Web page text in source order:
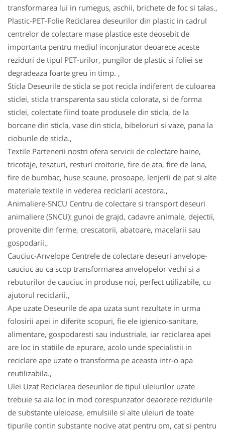
transformarea lui in rumegus, aschii, brichete de foc si talas.,
Plastic-PET-Folie Reciclarea deseurilor din plastic in cadrul
centrelor de colectare mase plastice este deosebit de
importanta pentru mediul inconjurator deoarece aceste
reziduri de tipul PET-urilor, pungilor de plastic si foliei se
degradeaza foarte greu in timp. ,
Sticla Deseurile de sticla se pot recicla indiferent de culoarea
sticlei, sticla transparenta sau sticla colorata, si de forma
sticlei, colectate fiind toate produsele din sticla, de la
borcane din sticla, vase din sticla, bibeloruri si vaze, pana la
cioburile de sticla.,
Textile Partenerii nostri ofera servicii de colectare haine,
tricotaje, tesaturi, resturi croitorie, fire de ata, fire de lana,
fire de bumbac, huse scaune, prosoape, lenjerii de pat si alte
materiale textile in vederea reciclarii acestora.,
Animaliere-SNCU Centru de colectare si transport deseuri
animaliere (SNCU): gunoi de grajd, cadavre animale, dejectii,
provenite din ferme, crescatorii, abatoare, macelarii sau
gospodarii.,
Cauciuc-Anvelope Centrele de colectare deseuri anvelope-
cauciuc au ca scop transformarea anvelopelor vechi si a
rebuturilor de cauciuc in produse noi, perfect utilizabile, cu
ajutorul reciclarii.,
Ape uzate Deseurile de apa uzata sunt rezultate in urma
folosirii apei in diferite scopuri, fie ele igienico-sanitare,
alimentare, gospodaresti sau industriale, iar reciclarea apei
are loc in statiile de epurare, acolo unde specialistii in
reciclare ape uzate o transforma pe aceasta intr-o apa
reutilizabila.,
Ulei Uzat Reciclarea deseurilor de tipul uleiurilor uzate
trebuie sa aia loc in mod corespunzator deaorece rezidurile
de substante uleioase, emulsiile si alte uleiuri de toate
tipurile contin substante nocive atat pentru om, cat si pentru